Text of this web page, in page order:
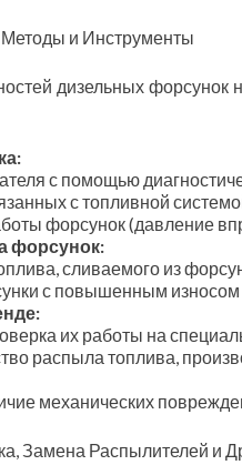
и Инструменты
дизельных
с помощью
с топливной
форсунок (давление
форсунок:
сливаемого из
с повышенным износом
их работы на
распыла топлива,
механических
Замена Распылителей и